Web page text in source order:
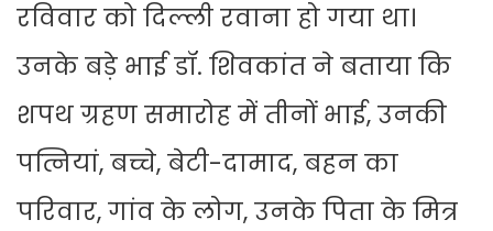
रविवार को दिल्ली रवाना हो गया था।
उनके बड़े भाई डॉ. शिवकांत ने बताया कि
शपथ ग्रहण समारोह में तीनों भाई, उनकी
पत्नियां, बच्चे, बेटी-दामाद, बहन का
परिवार, गांव के लोग, उनके पिता के मित्र